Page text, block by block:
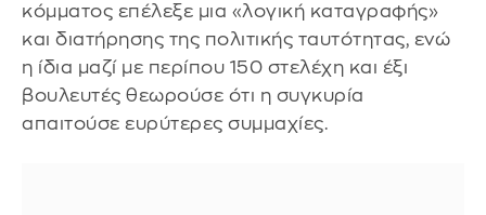
κόμματος επέλεξε μια «λογική καταγραφής»
και διατήρησης της πολιτικής ταυτότητας, ενώ
η ίδια μαζί με περίπου 150 στελέχη και έξι
βουλευτές θεωρούσε ότι η συγκυρία
απαιτούσε ευρύτερες συμμαχίες.